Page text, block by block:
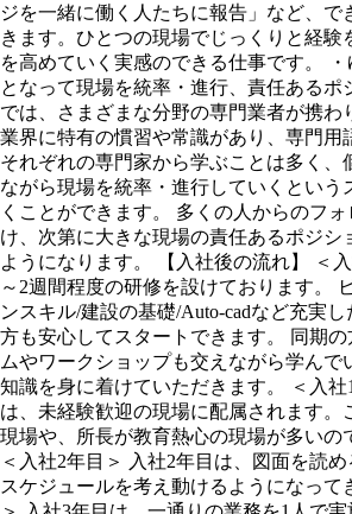
ジを一緒に働く人たちに報告」など、で
きます。ひとつの現場でじっくりと経験
を高めていく実感のできる仕事です。
となって現場を統率・進行、責任あるポ
では、さまざまな分野の専門業者が携わ
業界に特有の慣習や常識があり、専門用
それぞれの専門家から学ぶことは多く、
ながら現場を統率・進行していくという
くことができます。 多くの人からのフ
け、次第に大きな現場の責任あるポジシ
ようになります。 【入社後の流れ】 ＜
～2週間程度の研修を設けております。
ンスキル/建設の基礎/Auto-cadなど充実
方も安心してスタートできます。 同期
ムやワークショップも交えながら学んで
知識を身に着けていただきます。 ＜入社
は、未経験歓迎の現場に配属されます。
現場や、所長が教育熱心の現場が多いの
＜入社2年目＞ 入社2年目は、図面を読
スケジュールを考え動けるようになって